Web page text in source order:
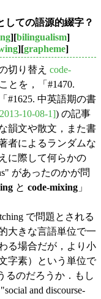
しての語源的綴字？
][bilingualism]
][grapheme]
切り替え code-
とを，「#1470.
#1625. 中英語期の書
10-08-1]) の記事
韻文や散文，また書
者によるランダムな
に際して何らかの
があったのかが問
と code-mixing 」
で問題とされる
大きな言語単位で一
る場合だが，より小
字素）という単位で
るのだろうか．もし
and discourse-